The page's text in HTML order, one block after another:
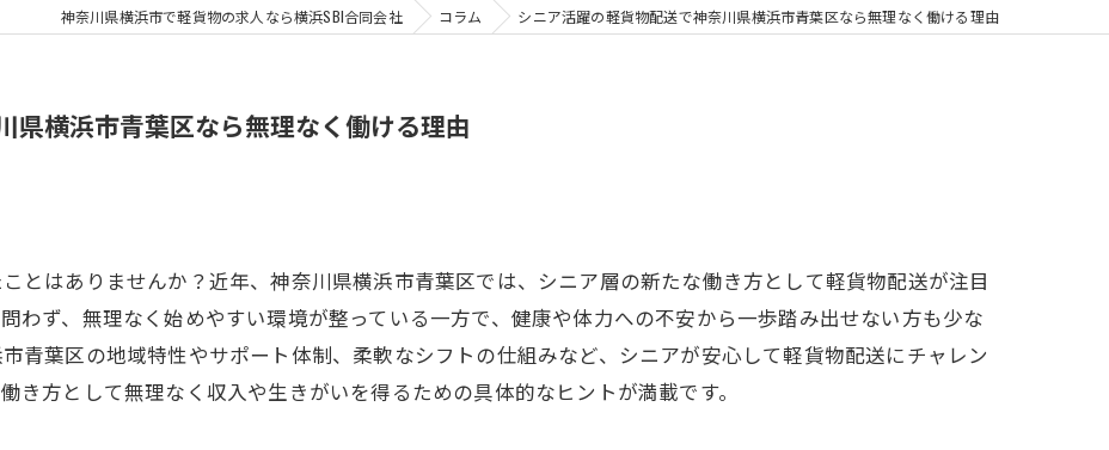
神奈川県横浜市で軽貨物の求人なら横浜SBI合同会社 コラム シニア活躍の軽貨物配送で神奈川県横浜市青葉区なら無理なく働ける理由
県横浜市青葉区なら無理なく働ける理由
とはありませんか？近年、神奈川県横浜市青葉区では、シニア層の新たな働き方として軽貨物配送が注目
わず、無理なく始めやすい環境が整っている一方で、健康や体力への不安から一歩踏み出せない方も少な
青葉区の地域特性やサポート体制、柔軟なシフトの仕組みなど、シニアが安心して軽貨物配送にチャレン
き方として無理なく収入や生きがいを得るための具体的なヒントが満載です。